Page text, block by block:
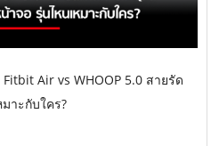
Air vs WHOOP 5.0 สายรัด
าะกับใคร?